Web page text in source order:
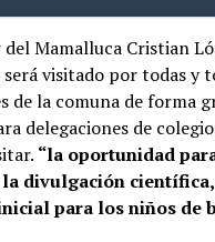
Mamalluca Cristian
visitado por todas y
de la comuna de forma
delegaciones de
“la oportunidad
divulgación
para los niños de